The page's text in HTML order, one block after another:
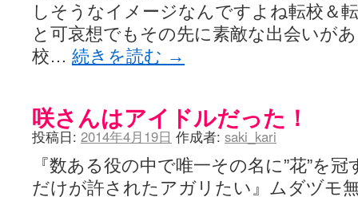
BBKN BLOG / トップページ（サイトマップ） (15:00)
あにてつ！ / 千里山に行ってきました（2017年09月）
さくやこのはな - 咲 -saki- / 末の千里のために(咲さんが和ちゃんを招
凡人の私 / ステルス坂こと咲-Saki-5巻表紙の舞台を発見しました
嶺上開花自摸 / Last day of Summer session 1
咲-Saki- | にゅいのって / 咲-Saki-臨時アンテナ (11:50)
咲-Saki-ブログ！～麻雀下手でも咲が好き～ / ブログ名変更のお知らせ
嶺上航路 / ドラフト前日なので中日ドラゴンズのドラフト指名を予想
音を奏でて花が咲く - 咲-Saki- / 浩子「…あっ分かった 恐らくそうい
一萬人の麓路() - 咲-Saki- / 咲-Saki- 第193局[竜王] ドラゴンの王とパク
from A to K / [咲-saki-][麻雀ゲーム]【ゲーム】セガのMJシリーズで2年
しそうなイメージなんですよね転校＆
と可哀想でもその先に素敵な出会いが
校… 続きを読む →
咲さんはアイドルだった！
投稿日: 2014年4月19日 作成者: saki_kari
『数ある役の中で唯一その名に”花”を
だけが許されたアガリたい』ムダヅモ